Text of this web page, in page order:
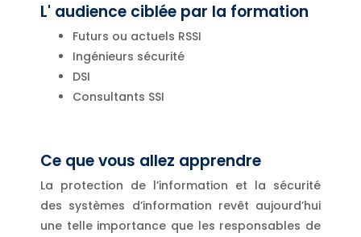
L' audience ciblée par la formation
Futurs ou actuels RSSI
Ingénieurs sécurité
DSI
Consultants SSI
Ce que vous allez apprendre
La protection de l’information et la sécurité
des systèmes d’information revêt aujourd’hui
une telle importance que les responsables de